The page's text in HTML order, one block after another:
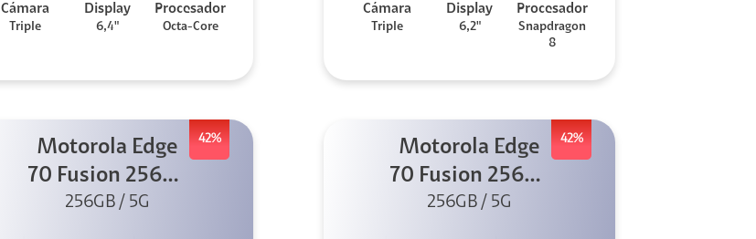
Cámara
Triple
Display
6,4"
Procesador
Octa-Core
Cámara
Triple
Display
6,2"
Procesador
Snapdragon
8
42%
Motorola Edge
70 Fusion 256GB
Azul
256GB / 5G
42%
Motorola Edge
70 Fusion 256GB
Azul
256GB / 5G